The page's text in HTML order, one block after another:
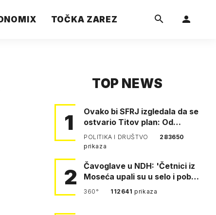
TOČKA ZAREZ
TOP NEWS
1
Ovako bi SFRJ izgledala da se
ostvario Titov plan: Od
Klagenfurta do Istanbula!
POLITIKA I DRUŠTVO
283650
prikaza
2
Čavoglave u NDH: 'Četnici iz
Moseća upali su u selo i pobili
obitelj Perković'
360° 112641prikaza